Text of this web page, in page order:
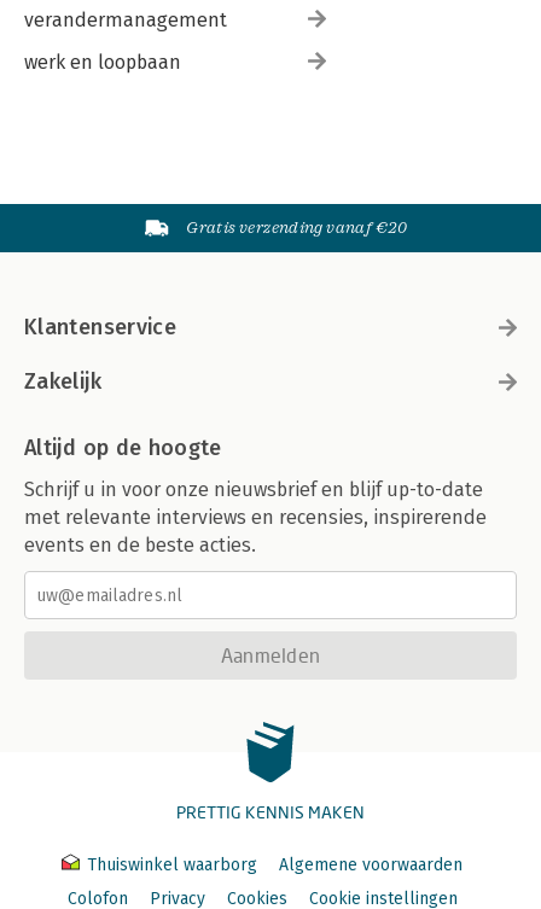
verandermanagement
werk en loopbaan
Gratis verzending vanaf €20
Klantenservice
Zakelijk
Altijd op de hoogte
Schrijf u in voor onze nieuwsbrief en blijf up-to-date
met relevante interviews en recensies, inspirerende
events en de beste acties.
Aanmelden
PRETTIG KENNIS MAKEN
Thuiswinkel waarborg
Algemene voorwaarden
Colofon
Privacy Cookies Cookie instellingen